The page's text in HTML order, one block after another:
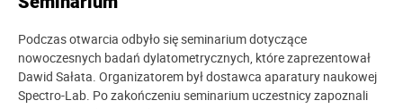
Podczas otwarcia odbyło się seminarium dotyczące
nowoczesnych badań dylatometrycznych, które zaprezentował
Dawid Sałata. Organizatorem był dostawca aparatury naukowej
Spectro-Lab. Po zakończeniu seminarium uczestnicy zapoznali